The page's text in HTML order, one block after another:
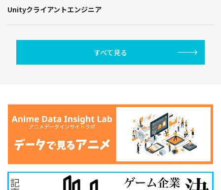
Unityクライアントエンジニア
すべて見る